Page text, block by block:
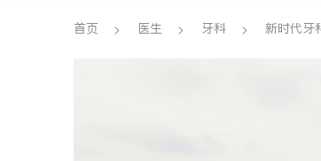
养老 非盈利组织
首页 医生 牙科 新时代牙